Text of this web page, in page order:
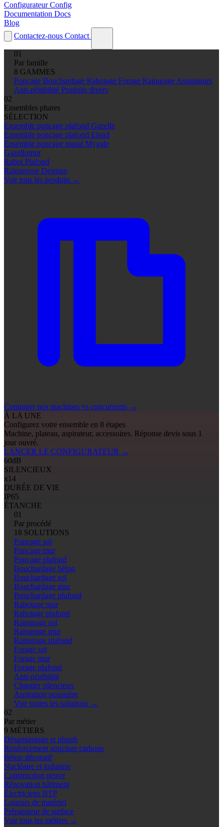
Configurateur Config
Documentation Docs
Blog
Contactez-nous Contact
01
Par famille
8 GAMMES
Ponçage Bouchardage Rabotage Forage Rainurage Aspirateurs
Anti-pénibilité Produits divers
02
Ensembles phares
SÉLECTION
Ensemble ponçage plafond Gazelle
Ensemble ponçage plafond Eland
Ensemble ponçage mural Mygale
Gazellomur
Rabot Plafond
Rainureuse Desman
Voir tous les produits →
Comparer nos machines vs concurrents →
À LA UNE
Configurez votre ensemble en 8 étapes
Machine, plateau, aspirateur, accessoires. Réponse devis sous 1
jour ouvré.
LANCER LE CONFIGURATEUR →
60dB
SILENCIEUX
x14
DURÉE DE VIE
IP65
ÉTANCHE
01
Par procédé
18 SOLUTIONS
Ponçage sol
Ponçage mur
Ponçage plafond
Bouchardage béton
Bouchardage sol
Bouchardage mur
Bouchardage plafond
Rabotage mur
Rabotage plafond
Rainurage sol
Rainurage mur
Rainurage plafond
Forage sol
Forage mur
Forage plafond
Anti-pénibilité
Chantier silencieux
Aspiration poussière
Voir toutes les solutions →
02
Par métier
9 MÉTIERS
Désamiantage et plomb
Renforcement structure carbone
Béton décoratif
Nucléaire et industrie
Construction neuve
Rénovation bâtiment
Électriciens BTP
Loueurs de matériel
Préparateur de surface
Voir tous les métiers →